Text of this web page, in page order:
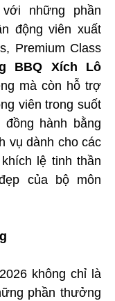
những phần
động viên xuất
Premium Class
BBQ Xích Lô
mà còn hỗ trợ
viên trong suốt
đồng hành bằng
vụ dành cho các
lệ tinh thần
của bộ môn
không chỉ là
phần thưởng